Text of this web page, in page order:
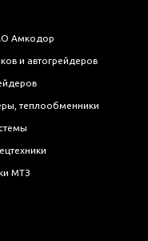
Амкодор
и автогрейдеров
теплообменники
МТЗ